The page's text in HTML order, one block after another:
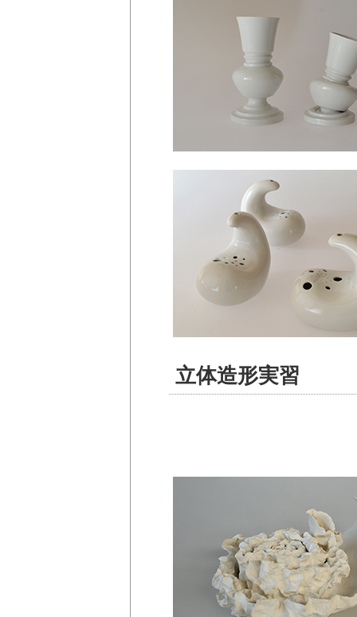
立体造形実習